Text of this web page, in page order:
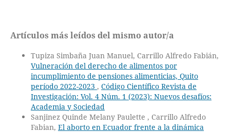
Artículos más leídos del mismo autor/a
Tupiza Simbaña Juan Manuel, Carrillo Alfredo Fabián,
Vulneración del derecho de alimentos por
incumplimiento de pensiones alimenticias, Quito
período 2022-2023 , Código Científico Revista de
Investigación: Vol. 4 Núm. 1 (2023): Nuevos desafíos:
Academia y Sociedad
Sanjinez Quinde Melany Paulette , Carrillo Alfredo
Fabian, El aborto en Ecuador frente a la dinámica